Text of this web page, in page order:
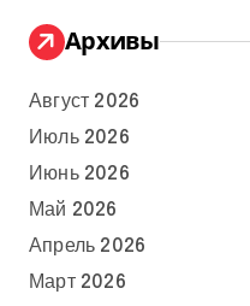
Архивы
Август 2026
Июль 2026
Июнь 2026
Май 2026
Апрель 2026
Март 2026